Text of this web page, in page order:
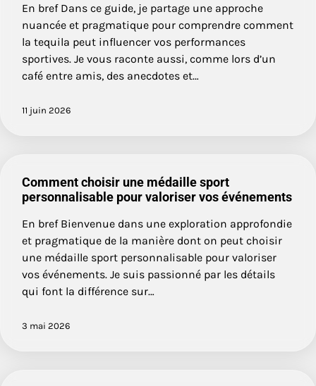
En bref Dans ce guide, je partage une approche
nuancée et pragmatique pour comprendre comment
la tequila peut influencer vos performances
sportives. Je vous raconte aussi, comme lors d’un
café entre amis, des anecdotes et…
11 juin 2026
Comment choisir une médaille sport
personnalisable pour valoriser vos événements
En bref Bienvenue dans une exploration approfondie
et pragmatique de la manière dont on peut choisir
une médaille sport personnalisable pour valoriser
vos événements. Je suis passionné par les détails
qui font la différence sur…
3 mai 2026